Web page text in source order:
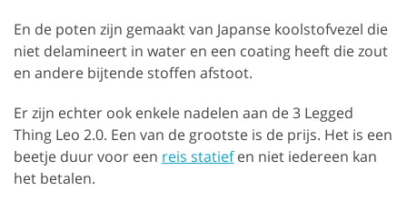
En de poten zijn gemaakt van Japanse koolstofvezel die
niet delamineert in water en een coating heeft die zout
en andere bijtende stoffen afstoot.
Er zijn echter ook enkele nadelen aan de 3 Legged
Thing Leo 2.0. Een van de grootste is de prijs. Het is een
beetje duur voor een reis statiefen niet iedereen kan
het betalen.